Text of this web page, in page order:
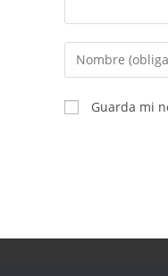
Introduce
tu
nombre
o
Guarda mi